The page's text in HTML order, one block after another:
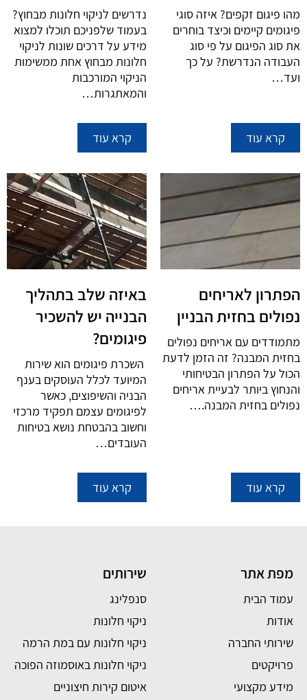
מהו פיגום זקפים? איזה סוגי
פיגומים קיימים וכיצד בוחרים
את סוג הפיגום על פי סוג
העבודה הנדרשת? על כך
ועד…
קרא עוד
נדרשים לניקוי חלונות מבחוץ?
בעמוד שלפניכם תוכלו למצוא
מידע על דרכים שונות לניקוי
חלונות מבחוץ אחת ממשימות
הניקוי המורכבות
והמאתגרות…
קרא עוד
הפתרון לאריחים
נפולים בחזית הבניין
מתמודדים עם אריחים נפולים
בחזית המבנה? זה הזמן לדעת
הכול על הפתרון הבטיחותי
והנחוץ ביותר לבעיית אריחים
נפולים בחזית המבנה.…
קרא עוד
באיזה שלב בתהליך
הבנייה יש להשכיר
פיגומים?
השכרת פיגומים הוא שירות
המיועד לכלל העוסקים בענף
הבניה והשיפוצים, כאשר
לפיגומים עצמם תפקיד מרכזי
וחשוב בהבטחת נושא בטיחות
העובדים…
קרא עוד
מפת אתר
עמוד הבית
אודות
שירותי החברה
פרויקטים
מידע מקצועי
שירותים
סנפלינג
ניקוי חלונות
ניקוי חלונות עם במת הרמה
ניקוי חלונות באוסמוזה הפוכה
איטום קירות חיצוניים